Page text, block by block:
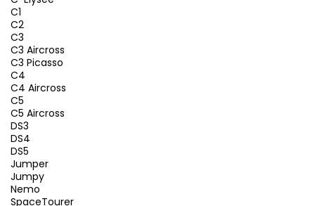
C1
C2
C3
C3 Aircross
C3 Picasso
C4
C4 Aircross
C5
C5 Aircross
DS3
DS4
DS5
Jumper
Jumpy
Nemo
SpaceTourer